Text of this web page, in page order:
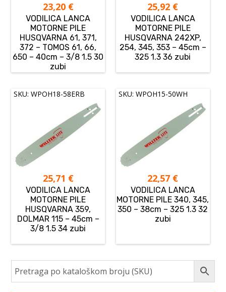
23,20 €
VODILICA LANCA
MOTORNE PILE
HUSQVARNA 61, 371,
372 – TOMOS 61, 66,
650 – 40cm – 3/8 1.5 30
zubi
25,92 €
VODILICA LANCA
MOTORNE PILE
HUSQVARNA 242XP,
254, 345, 353 – 45cm –
325 1.3 36 zubi
SKU: WPOH18-58ERB
25,71 €
VODILICA LANCA
MOTORNE PILE
HUSQVARNA 359,
DOLMAR 115 – 45cm –
3/8 1.5 34 zubi
SKU: WPOH15-50WH
22,57 €
VODILICA LANCA
MOTORNE PILE 340, 345,
350 – 38cm – 325 1.3 32
zubi